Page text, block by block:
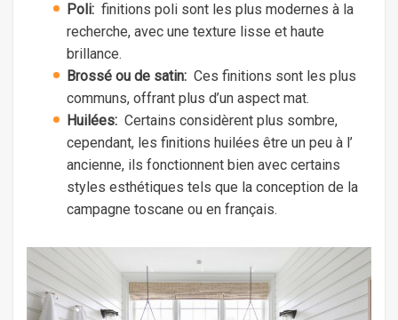
Poli: finitions poli sont les plus modernes à la
recherche, avec une texture lisse et haute
brillance.
Brossé ou de satin: Ces finitions sont les plus
communs, offrant plus d’un aspect mat.
Huilées: Certains considèrent plus sombre,
cependant, les finitions huilées être un peu à l’
ancienne, ils fonctionnent bien avec certains
styles esthétiques tels que la conception de la
campagne toscane ou en français.